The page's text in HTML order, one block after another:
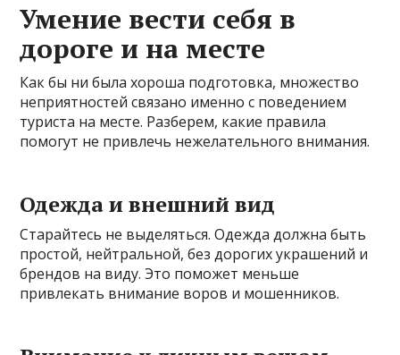
Умение вести себя в
дороге и на месте
Как бы ни была хороша подготовка, множество
неприятностей связано именно с поведением
туриста на месте. Разберем, какие правила
помогут не привлечь нежелательного внимания.
Одежда и внешний вид
Старайтесь не выделяться. Одежда должна быть
простой, нейтральной, без дорогих украшений и
брендов на виду. Это поможет меньше
привлекать внимание воров и мошенников.